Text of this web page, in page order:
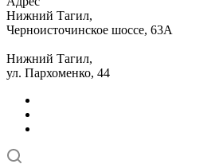
Нижний Тагил,
Черноисточинское шоссе, 63А
Нижний Тагил,
ул. Пархоменко, 44